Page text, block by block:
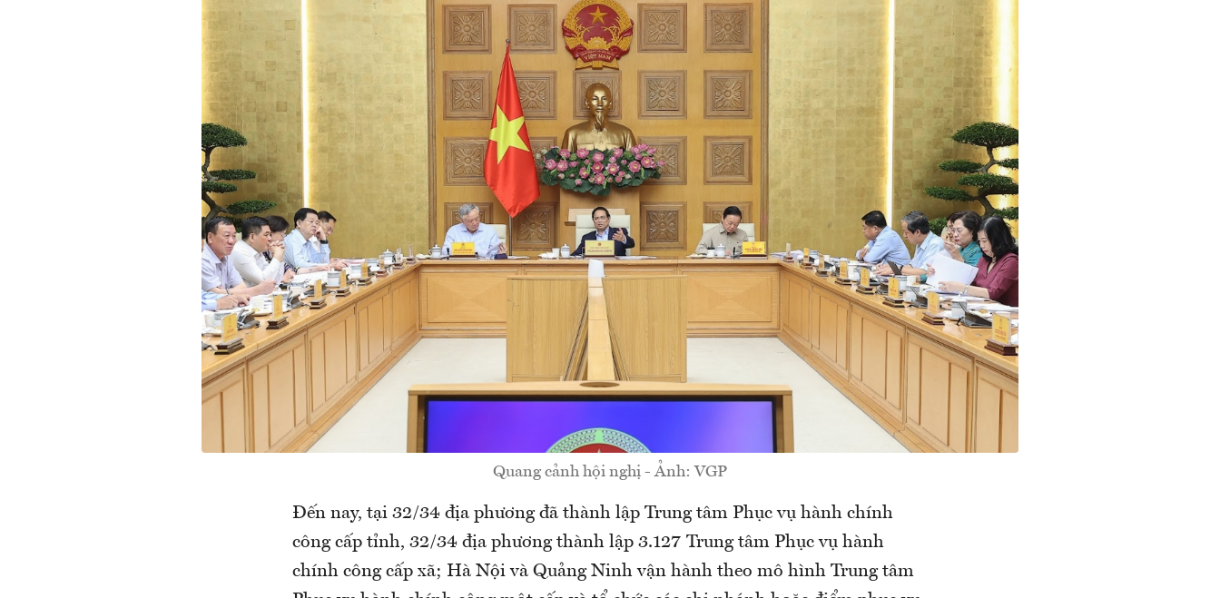
Quang cảnh hội nghị - Ảnh: VGP
Đến nay, tại 32/34 địa phương đã thành lập Trung tâm Phục vụ hành chính
công cấp tỉnh, 32/34 địa phương thành lập 3.127 Trung tâm Phục vụ hành
chính công cấp xã; Hà Nội và Quảng Ninh vận hành theo mô hình Trung tâm